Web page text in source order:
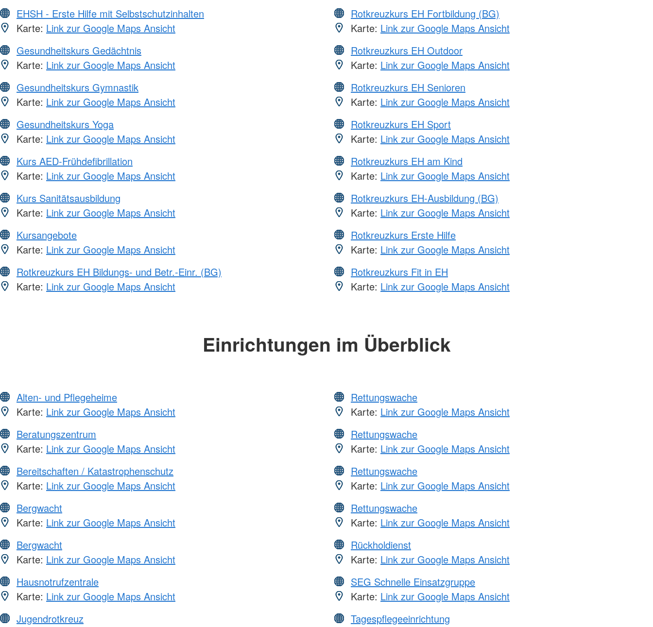
EHSH - Erste Hilfe mit Selbstschutzinhalten
Karte: Link zur Google Maps Ansicht
Gesundheitskurs Gedächtnis
Karte: Link zur Google Maps Ansicht
Gesundheitskurs Gymnastik
Karte: Link zur Google Maps Ansicht
Gesundheitskurs Yoga
Karte: Link zur Google Maps Ansicht
Kurs AED-Frühdefibrillation
Karte: Link zur Google Maps Ansicht
Kurs Sanitätsausbildung
Karte: Link zur Google Maps Ansicht
Kursangebote
Karte: Link zur Google Maps Ansicht
Rotkreuzkurs EH Bildungs- und Betr.-Einr. (BG)
Karte: Link zur Google Maps Ansicht
Rotkreuzkurs EH Fortbildung (BG)
Karte: Link zur Google Maps Ansicht
Rotkreuzkurs EH Outdoor
Karte: Link zur Google Maps Ansicht
Rotkreuzkurs EH Senioren
Karte: Link zur Google Maps Ansicht
Rotkreuzkurs EH Sport
Karte: Link zur Google Maps Ansicht
Rotkreuzkurs EH am Kind
Karte: Link zur Google Maps Ansicht
Rotkreuzkurs EH-Ausbildung (BG)
Karte: Link zur Google Maps Ansicht
Rotkreuzkurs Erste Hilfe
Karte: Link zur Google Maps Ansicht
Rotkreuzkurs Fit in EH
Karte: Link zur Google Maps Ansicht
Einrichtungen im Überblick
Alten- und Pflegeheime
Karte: Link zur Google Maps Ansicht
Beratungszentrum
Karte: Link zur Google Maps Ansicht
Bereitschaften / Katastrophenschutz
Karte: Link zur Google Maps Ansicht
Bergwacht
Karte: Link zur Google Maps Ansicht
Bergwacht
Karte: Link zur Google Maps Ansicht
Hausnotrufzentrale
Karte: Link zur Google Maps Ansicht
Jugendrotkreuz
Rettungswache
Karte: Link zur Google Maps Ansicht
Rettungswache
Karte: Link zur Google Maps Ansicht
Rettungswache
Karte: Link zur Google Maps Ansicht
Rettungswache
Karte: Link zur Google Maps Ansicht
Rückholdienst
Karte: Link zur Google Maps Ansicht
SEG Schnelle Einsatzgruppe
Karte: Link zur Google Maps Ansicht
Tagespflegeeinrichtung